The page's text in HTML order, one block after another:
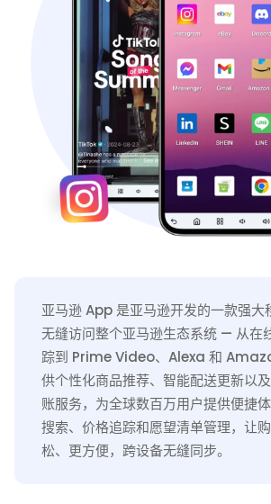
亚马逊 App 是亚马逊开发的一款强大
无缝访问整个亚马逊生态系统 — 从在
踪到 Prime Video、Alexa 和
供个性化商品推荐、智能配送更新以
账服务，为全球数百万用户提供便捷
搜索、价格追踪和愿望清单管理，让
松、更方便，跨设备无缝同步。